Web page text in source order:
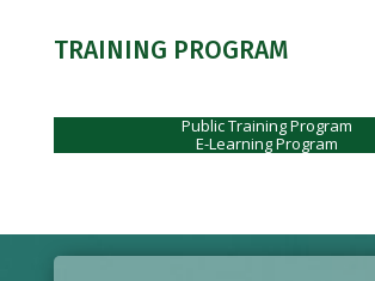
TRAINING PROGRAM
Public Training Program
E-Learning Program